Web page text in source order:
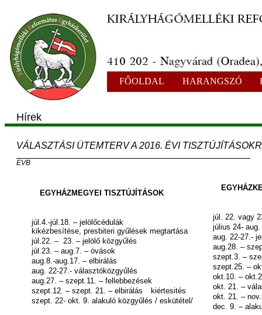
FŐOLDAL HARANGSZÓ
Hírek
VÁLASZTÁSI ÜTEMTERV A 2016. ÉVI
EVB
EGYHÁZMEGYEI TISZTÚJÍTÁSOK
júl.4.-júl.18. – jelölőcédulák
kikézbesítése, presbiteri gyűlések megtartása
júl.22. – 23. – jelölő közgyűlés
júl.23. – aug.7. – óvások
aug.8.-aug.17. – elbirálás
aug. 22-27.- választóközgyűlés
aug.27. – szept.11. – fellebbezések
szept.12. – szept. 21. – elbirálás
kiértesités
szept. 22- okt. 9. alakuló közgyűlés / eskütétel/
júl. 22. vagy
július 24-
aug. 22-27.-
aug.28. –
szept.3. –
szept.25. –
okt.10. –
okt. 21. –
okt. 21. –
dec. 9. –